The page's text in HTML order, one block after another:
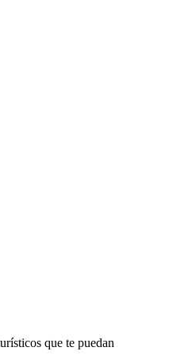
que te puedan